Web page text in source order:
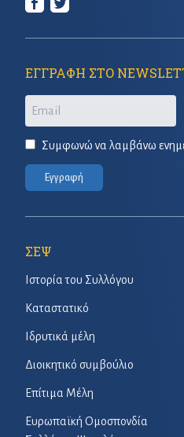
ΕΓΓΡΑΦΗ ΣΤΟ
Email
Συμφωνώ να λαμβάνω
Εγγραφή
ΣΕΨ
Ιστορία του Συλλόγου
Καταστατικό
Ιδρυτικά μέλη
Διοικητικό συμβούλιο
Επίτιμα Μέλη
Ευρωπαϊκή Ομοσπονδία